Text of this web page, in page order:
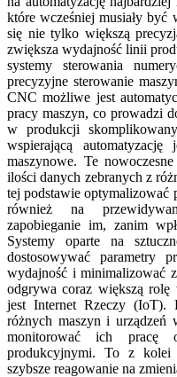
które wcześniej musiały być
się nie tylko większą
zwiększa wydajność linii
systemy sterowania
precyzyjne sterowanie
CNC możliwe jest
pracy maszyn, co prowadzi
w produkcji
wspierającą
maszynowe. Te
ilości danych zebranych z
tej podstawie optymalizować
również na
zapobieganie im, zanim
Systemy oparte na
dostosowywać parametry
wydajność i minimalizować
odgrywa coraz większą
jest Internet Rzeczy (IoT).
różnych maszyn i urządzeń
monitorować ich pracę
produkcyjnymi. To z kolei
szybsze reagowanie na